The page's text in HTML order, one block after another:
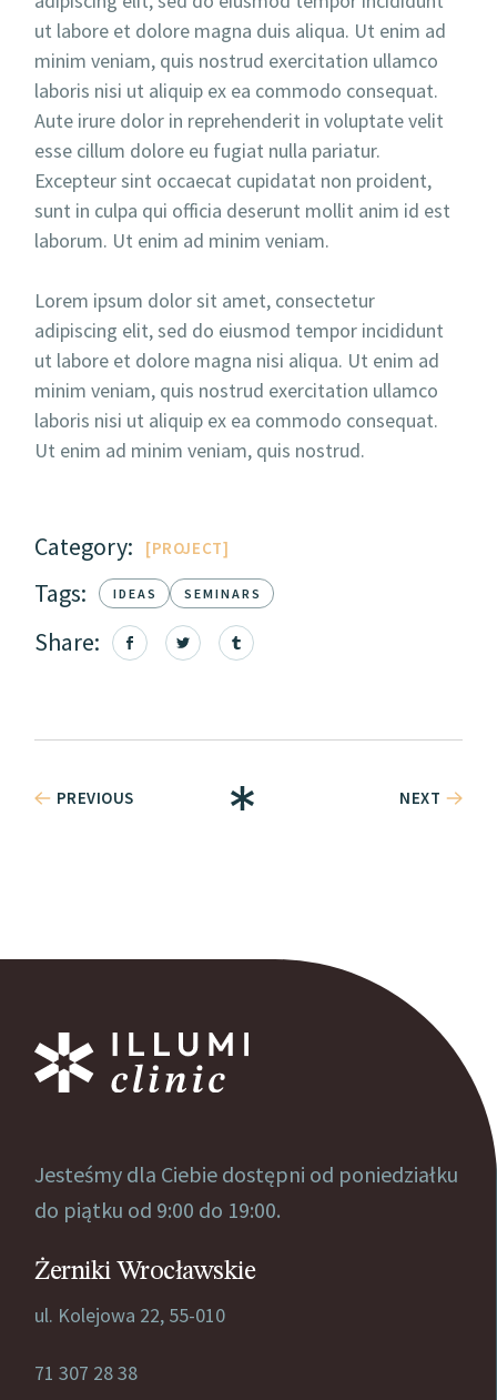
ut labore et dolore magna duis aliqua. Ut enim ad
minim veniam, quis nostrud exercitation ullamco
laboris nisi ut aliquip ex ea commodo consequat.
Aute irure dolor in reprehenderit in voluptate velit
esse cillum dolore eu fugiat nulla pariatur.
Excepteur sint occaecat cupidatat non proident,
sunt in culpa qui officia deserunt mollit anim id est
laborum. Ut enim ad minim veniam.
Lorem ipsum dolor sit amet, consectetur
adipiscing elit, sed do eiusmod tempor incididunt
ut labore et dolore magna nisi aliqua. Ut enim ad
minim veniam, quis nostrud exercitation ullamco
laboris nisi ut aliquip ex ea commodo consequat.
Ut enim ad minim veniam, quis nostrud.
Category: PROJECT
Tags: IDEAS SEMINARS
Share:
PREVIOUS NEXT
Jesteśmy dla Ciebie dostępni od poniedziałku
do piątku od 9:00 do 19:00.
Żerniki Wrocławskie
ul. Kolejowa 22, 55-010
71 307 28 38